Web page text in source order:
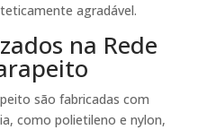
agradável.
na Rede
são fabricadas com
como polietileno e nylon,